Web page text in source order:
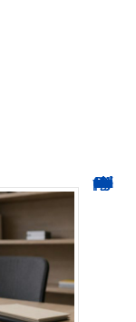
Hyperplanning INSA CVL : comment suivre votre planning ?